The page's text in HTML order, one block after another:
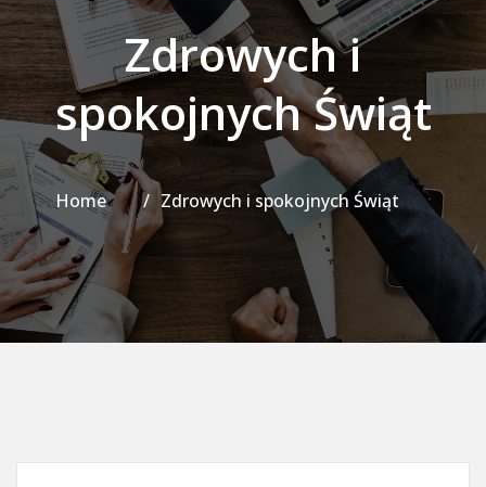
Zdrowych i
spokojnych Świąt
Home Zdrowych i spokojnych Świąt